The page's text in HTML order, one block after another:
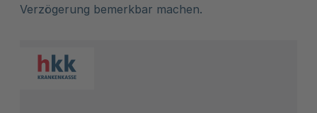
Verzögerung bemerkbar machen.